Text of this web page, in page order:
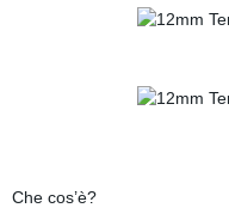
Che cos’è?